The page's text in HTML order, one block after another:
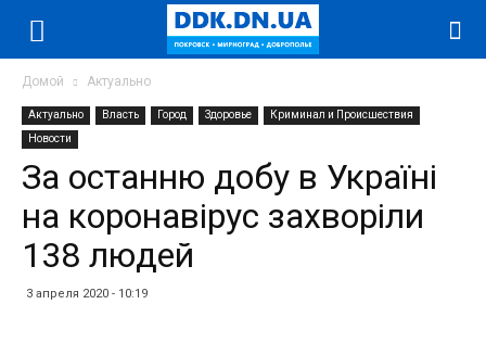
Домой Актуально
Актуально Власть Город Здоровье
Криминал и Происшествия
Новости
За останню добу в Україні
на коронавірус захворіли
138 людей
3 апреля 2020 - 10:19